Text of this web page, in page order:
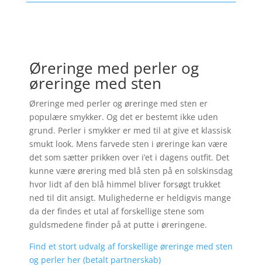
Øreringe med perler og
øreringe med sten
Øreringe med perler og øreringe med sten er
populære smykker. Og det er bestemt ikke uden
grund. Perler i smykker er med til at give et klassisk
smukt look. Mens farvede sten i øreringe kan være
det som sætter prikken over i’et i dagens outfit. Det
kunne være ørering med blå sten på en solskinsdag
hvor lidt af den blå himmel bliver forsøgt trukket
ned til dit ansigt. Mulighederne er heldigvis mange
da der findes et utal af forskellige stene som
guldsmedene finder på at putte i øreringene.
Find et stort udvalg af forskellige øreringe med sten
og perler her (betalt partnerskab)